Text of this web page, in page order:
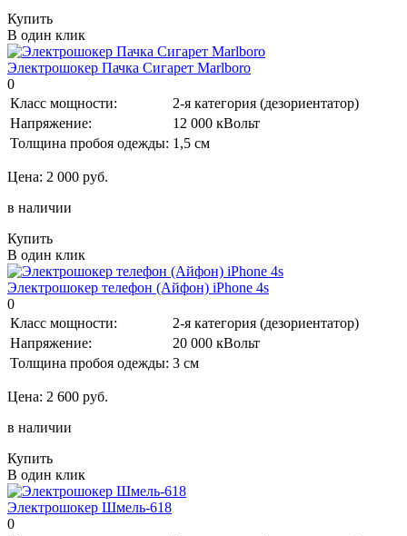
Купить
В один клик
Электрошокер Пачка Сигарет Marlboro
0
Класс мощности:
2-я категория (дезориентатор)
Напряжение:
12 000 кВольт
Толщина пробоя одежды: 1,5 см
Цена: 2 000 руб.
в наличии
Купить
В один клик
Электрошокер телефон (Айфон) iPhone 4s
0
Класс мощности:
2-я категория (дезориентатор)
Напряжение:
20 000 кВольт
Толщина пробоя одежды: 3 см
Цена: 2 600 руб.
в наличии
Купить
В один клик
Электрошокер Шмель-618
0